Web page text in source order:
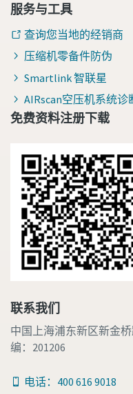
服务与工具
查询您当地的经销商
压缩机零备件防伪
Smartlink 智联星
AIRscan空压机系统诊
免费资料注册下载
联系我们
中国上海浦东新区新金
编：201206
电话：400 616 9018